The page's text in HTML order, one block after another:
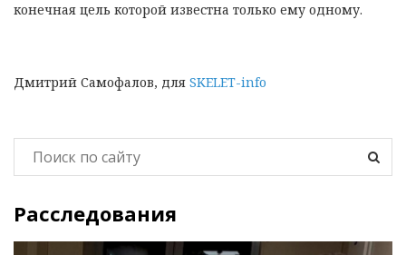
конечная цель которой известна только ему одному.
Дмитрий Самофалов, для SKELET-info
Расследования